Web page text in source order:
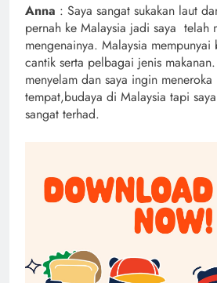
Anna : Saya sangat sukakan laut
pernah ke Malaysia jadi saya telah
mengenainya. Malaysia mempunyai
cantik serta pelbagai jenis
menyelam dan saya ingin
tempat,budaya di Malaysia tapi
sangat terhad.